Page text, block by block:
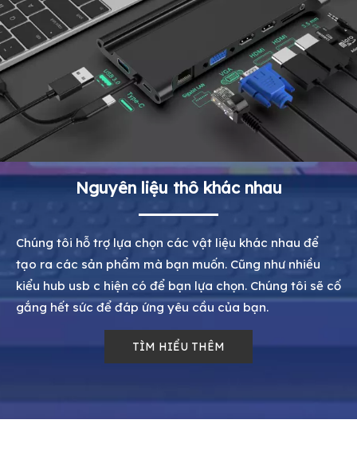
Nguyên liệu thô khác nhau
Chúng tôi hỗ trợ lựa chọn các vật liệu khác nhau để
tạo ra các sản phẩm mà bạn muốn. Cũng như nhiều
kiểu hub usb c hiện có để bạn lựa chọn. Chúng tôi sẽ cố
gắng hết sức để đáp ứng yêu cầu của bạn.
TÌM HIỂU THÊM